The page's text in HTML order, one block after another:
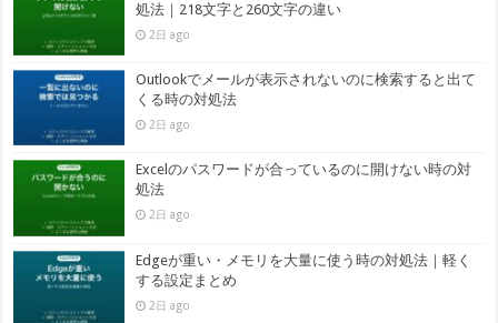
処法｜218文字と260文字の違い
2日 ago
Outlookでメールが表示されないのに検索すると出て
くる時の対処法
2日 ago
Excelのパスワードが合っているのに開けない時の対
処法
2日 ago
Edgeが重い・メモリを大量に使う時の対処法｜軽く
する設定まとめ
2日 ago